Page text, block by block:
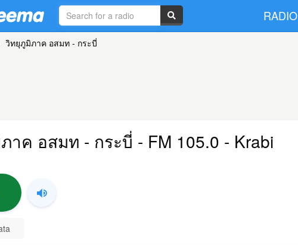
RADIO
วิทยุภูมิภาค อสมท - กระบี่
าค อสมท - กระบี่ - FM 105.0 - Krabi